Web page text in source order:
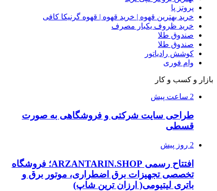
پروتز پا
خرید بهترین قهوه | خرید قهوه | قهوه گرنیکا کافی
خرید ظروف یکبار مصرف
صندوق طلا
صندوق طلا
کوشش رادیاتور
وام فوری
بازار و کسب و کار
2 ساعت پیش
طراحی سایت شرکتی و فروشگاهی به صورت
قسطی
2 روز پیش
افتتاح رسمی ARZANTARIN.SHOP؛ فروشگاه
تخصصی تجهیزات برق اضطراری، موتور برق و
باتری لیتیومی( ارزان ترین شاپ)